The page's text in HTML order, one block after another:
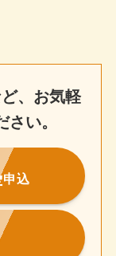
、お気軽
い。
申込